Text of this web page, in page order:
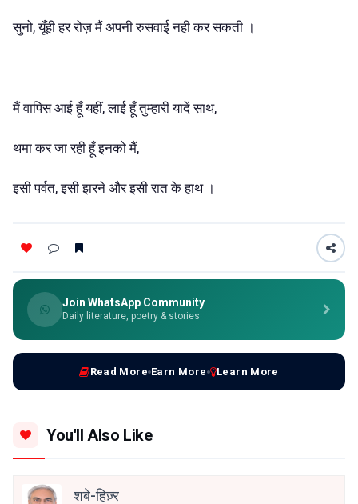
सुनो, यूँही हर रोज़ मैं अपनी रुसवाई नही कर सकती ।
मैं वापिस आई हूँ यहीं, लाई हूँ तुम्हारी यादें साथ,
थमा कर जा रही हूँ इनको मैं,
इसी पर्वत, इसी झरने और इसी रात के हाथ ।
Join WhatsApp Community
Daily literature, poetry & stories
Read More Earn More Learn More
You'll Also Like
शबे-हिज़्र